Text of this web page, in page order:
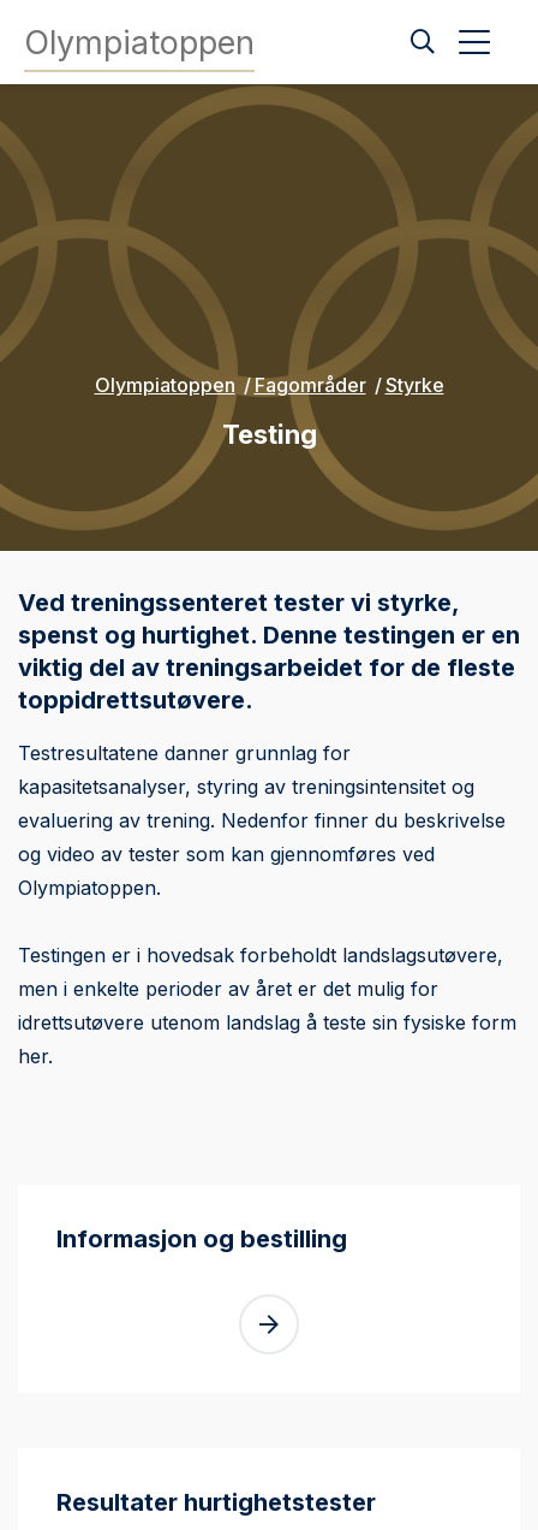
Olympiatoppen
Olympiatoppen Fagområder Styrke
Testing
Ved treningssenteret tester vi styrke,
spenst og hurtighet. Denne testingen er en
viktig del av treningsarbeidet for de fleste
toppidrettsutøvere.
Testresultatene danner grunnlag for
kapasitetsanalyser, styring av treningsintensitet og
evaluering av trening. Nedenfor finner du beskrivelse
og video av tester som kan gjennomføres ved
Olympiatoppen.
Testingen er i hovedsak forbeholdt landslagsutøvere,
men i enkelte perioder av året er det mulig for
idrettsutøvere utenom landslag å teste sin fysiske form
her.
Informasjon og bestilling
Resultater hurtighetstester